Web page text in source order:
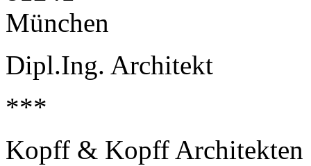
Dipl.Ing. Architekt
***
Kopff & Kopff Architekten